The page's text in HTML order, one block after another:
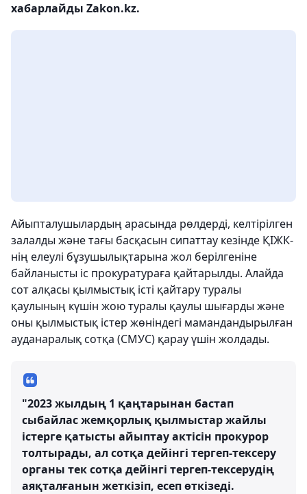
хабарлайды Zakon.kz.
Айыпталушылардың арасында рөлдерді, келтірілген
залалды және тағы басқасын сипаттау кезінде ҚІЖК-
нің елеулі бұзушылықтарына жол берілгеніне
байланысты іс прокуратураға қайтарылды. Алайда
сот алқасы қылмыстық істі қайтару туралы
қаулының күшін жою туралы қаулы шығарды және
оны қылмыстық істер жөніндегі мамандандырылған
ауданаралық сотқа (СМУС) қарау үшін жолдады.
"2023 жылдың 1 қаңтарынан бастап
сыбайлас жемқорлық қылмыстар жайлы
істерге қатысты айыптау актісін прокурор
толтырады, ал сотқа дейінгі тергеп-тексеру
органы тек сотқа дейінгі тергеп-тексерудің
аяқталғанын жеткізіп, есеп өткізеді.